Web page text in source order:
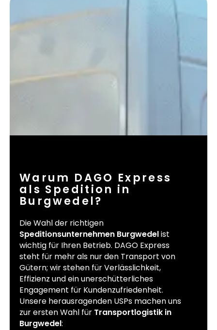
Warum DAGO Express
als Spedition in
Burgwedel?
Die Wahl der richtigen
Speditionsunternehmen Burgwedelist
wichtig für Ihren Betrieb. DAGO Express
steht für mehr als nur den Transport von
Gütern; wir stehen für Verlässlichkeit,
Effizienz und ein unerschütterliches
Engagement für Kundenzufriedenheit.
Unsere herausragenden USPs machen uns
zur ersten Wahl für Transportlogistik in
Burgwedel: